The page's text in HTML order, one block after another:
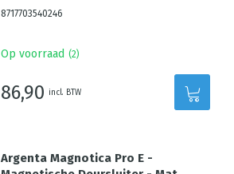
8717703540246
Op voorraad (2)
86,90 incl. BTW
Argenta Magnotica Pro E -